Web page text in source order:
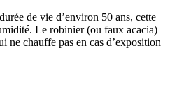
de vie d’environ 50 ans, cette
Le robinier (ou faux acacia)
ne chauffe pas en cas d’exposition